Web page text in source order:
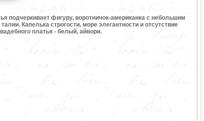
подчеркивает фигуру, воротничок-американка с небольшим
Капелька строгости, море элегантности и отсутствие
платья - белый, айвори.